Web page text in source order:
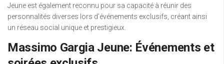
Jeune est également reconnu pour sa capacité à réunir des
personnalités diverses lors d’événements exclusifs, créant ainsi
un réseau social unique et prestigieux.
Massimo Gargia Jeune: Événements et